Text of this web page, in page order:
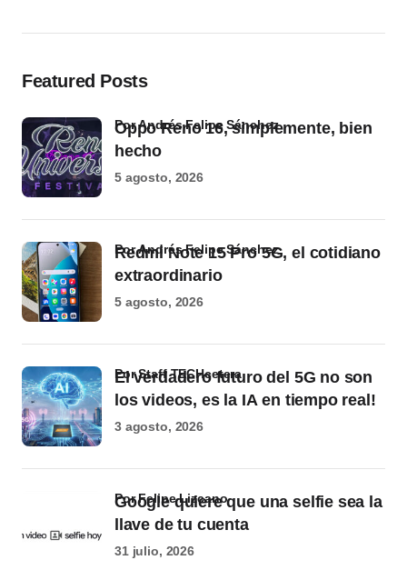
Featured Posts
Oppo Reno 16, simplemente, bien
hecho
por Andrés Felipe Sánchez
5 agosto, 2026
Redmi Note 15 Pro 5G, el cotidiano
extraordinario
por Andrés Felipe Sánchez
5 agosto, 2026
El verdadero futuro del 5G no son
los videos, es la IA en tiempo real!
por Staff TECHcetera
3 agosto, 2026
Google quiere que una selfie sea la
llave de tu cuenta
por Felipe Lizcano
31 julio, 2026